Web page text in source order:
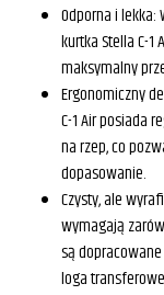
Odporna i
kurtka Stella C-
maksymalny
Ergonomiczny
C-1 Air posiada
na rzep, co
dopasowanie.
Czysty, ale
wymagają
są
loga